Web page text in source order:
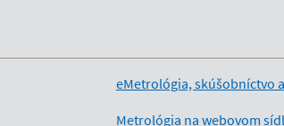
eMetrológia, skúšobníctvo
Metrológia na webovom